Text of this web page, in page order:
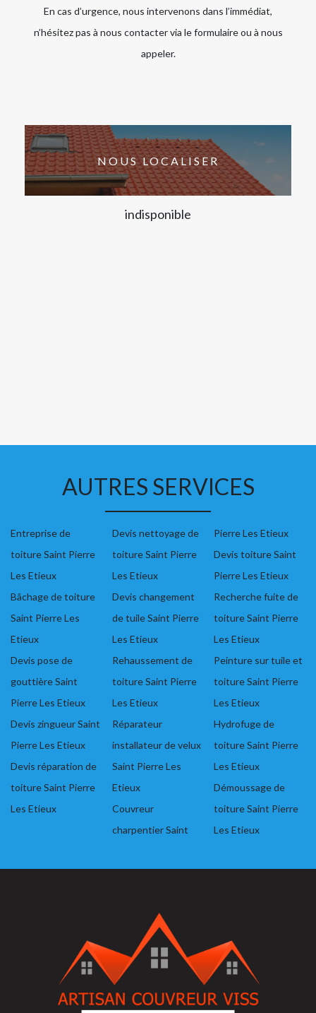
En cas d’urgence, nous intervenons dans l’immédiat,
n’hésitez pas à nous contacter via le formulaire ou à nous
appeler.
NOUS LOCALISER
indisponible
AUTRES SERVICES
Entreprise de
toiture Saint Pierre
Les Etieux
Bâchage de toiture
Saint Pierre Les
Etieux
Devis pose de
gouttière Saint
Pierre Les Etieux
Devis zingueur Saint
Pierre Les Etieux
Devis réparation de
toiture Saint Pierre
Les Etieux
Devis nettoyage de
toiture Saint Pierre
Les Etieux
Devis changement
de tuile Saint Pierre
Les Etieux
Rehaussement de
toiture Saint Pierre
Les Etieux
Réparateur
installateur de velux
Saint Pierre Les
Etieux
Couvreur
charpentier Saint
Pierre Les Etieux
Devis toiture Saint
Pierre Les Etieux
Recherche fuite de
toiture Saint Pierre
Les Etieux
Peinture sur tuile et
toiture Saint Pierre
Les Etieux
Hydrofuge de
toiture Saint Pierre
Les Etieux
Démoussage de
toiture Saint Pierre
Les Etieux